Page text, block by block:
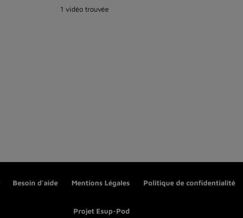
1 vidéo trouvée
Besoin d'aide Mentions Légales Politique de confidentialité
Projet Esup-Pod